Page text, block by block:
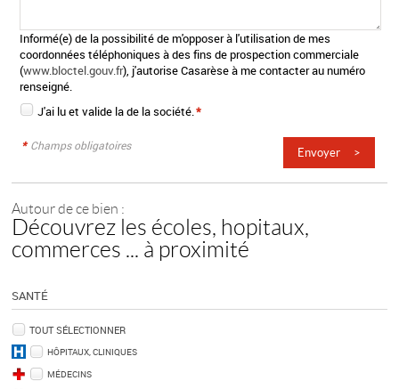
Informé(e) de la possibilité de m'opposer à l'utilisation de mes
coordonnées téléphoniques à des fins de prospection commerciale
(www.bloctel.gouv.fr), j'autorise Casarèse à me contacter au numéro
renseigné.
J'ai lu et valide lade la société.*
* Champs obligatoires
Autour de ce bien :
Découvrez les écoles, hopitaux,
commerces ... à proximité
SANTÉ
TOUT SÉLECTIONNER
HÔPITAUX, CLINIQUES
MÉDECINS